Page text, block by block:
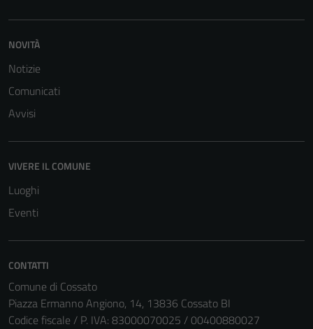
NOVITÀ
Notizie
Comunicati
Avvisi
VIVERE IL COMUNE
Luoghi
Eventi
CONTATTI
Comune di Cossato
Piazza Ermanno Angiono, 14, 13836 Cossato BI
Codice fiscale / P. IVA: 83000070025 / 00400880027